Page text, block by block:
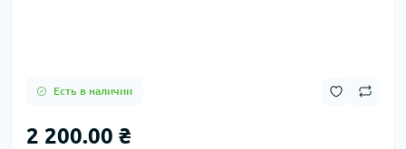
Есть в наличии
2 200.00 ₴